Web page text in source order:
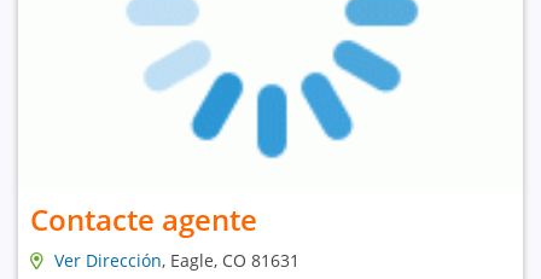
Contacte agente
Ver Dirección, Eagle, CO 81631